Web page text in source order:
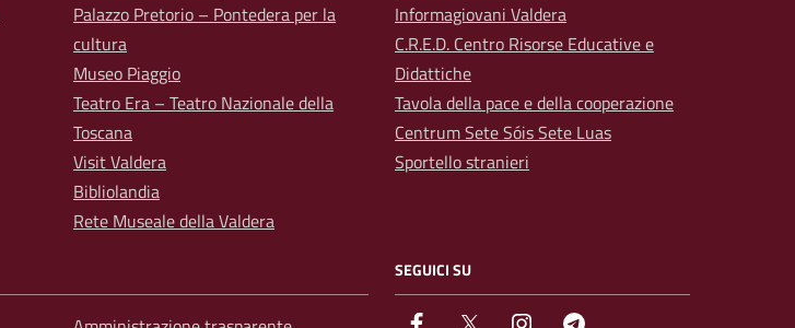
Palazzo Pretorio – Pontedera per la
cultura
Museo Piaggio
Teatro Era – Teatro Nazionale della
Toscana
Visit Valdera
Bibliolandia
Rete Museale della Valdera
Informagiovani Valdera
C.R.E.D. Centro Risorse Educative e
Didattiche
Tavola della pace e della cooperazione
Centrum Sete Sóis Sete Luas
Sportello stranieri
SEGUICI SU
facebook Twitter instagram